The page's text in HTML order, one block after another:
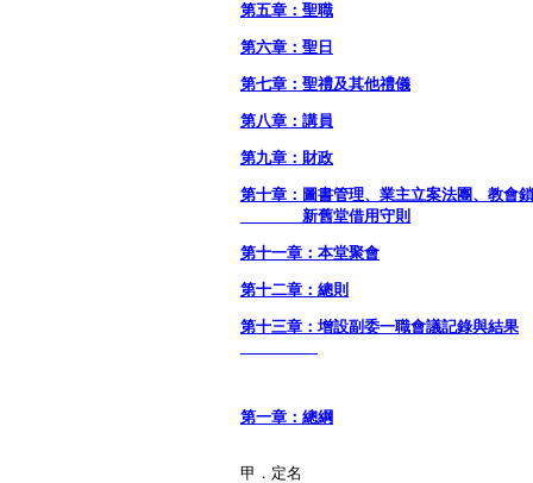
第五章：聖職
第六章：聖日
第七章：聖禮及其他禮儀
第八章：講員
第九章：財政
第十章：圖書管理、業主立案法團、教會
新舊堂借用守則
第十一章：本堂聚會
第十二章：總則
第十三章：增設副委一職會議記錄與結果
第一章：總綱
甲．定名